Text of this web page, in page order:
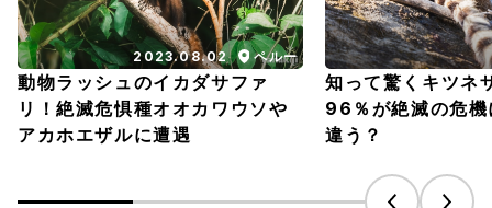
2023.08.02 ペルー
動物ラッシュのイカダサファ
リ！絶滅危惧種オオカワウソや
アカホエザルに遭遇
知って驚くキツネ
96％が絶滅の危
違う？